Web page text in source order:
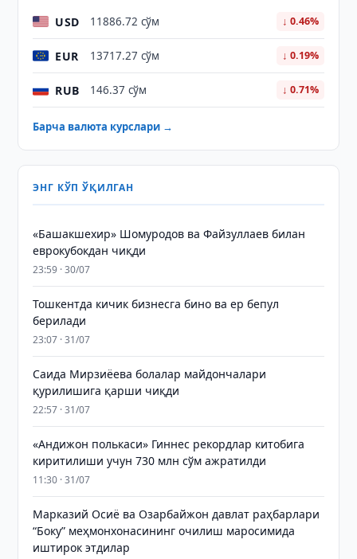
USD 11886.72 сўм ↓ 0.46%
EUR 13717.27 сўм ↓ 0.19%
RUB 146.37 сўм ↓ 0.71%
Барча валюта курслари →
ЭНГ КЎП ЎҚИЛГАН
«Башакшехир» Шомуродов ва Файзуллаев билан
еврокубокдан чиқди
23:59 · 30/07
Тошкентда кичик бизнесга бино ва ер бепул
берилади
23:07 · 31/07
Саида Мирзиёева болалар майдончалари
қурилишига қарши чиқди
22:57 · 31/07
«Андижон полькаси» Гиннес рекордлар китобига
киритилиши учун 730 млн сўм ажратилди
11:30 · 31/07
Марказий Осиё ва Озарбайжон давлат раҳбарлари
“Боку” меҳмонхонасининг очилиш маросимида
иштирок этдилар